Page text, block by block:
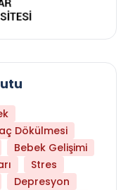
Dökülmesi
Bebek Gelişimi
Stres
Depresyon